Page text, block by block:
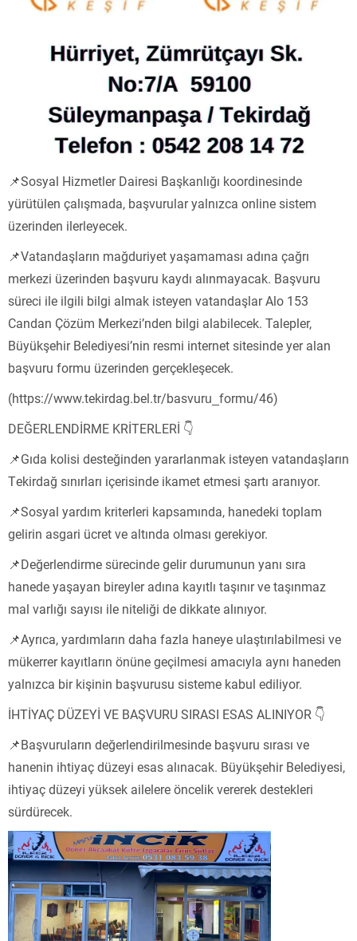
📌Sosyal Hizmetler Dairesi Başkanlığı koordinesinde
yürütülen çalışmada, başvurular yalnızca online sistem
üzerinden ilerleyecek.
📌Vatandaşların mağduriyet yaşamaması adına çağrı
merkezi üzerinden başvuru kaydı alınmayacak. Başvuru
süreci ile ilgili bilgi almak isteyen vatandaşlar Alo 153
Candan Çözüm Merkezi’nden bilgi alabilecek. Talepler,
Büyükşehir Belediyesi’nin resmi internet sitesinde yer alan
başvuru formu üzerinden gerçekleşecek.
(https://www.tekirdag.bel.tr/basvuru_formu/46)
DEĞERLENDİRME KRİTERLERİ 👇
📌Gıda kolisi desteğinden yararlanmak isteyen vatandaşların
Tekirdağ sınırları içerisinde ikamet etmesi şartı aranıyor.
📌Sosyal yardım kriterleri kapsamında, hanedeki toplam
gelirin asgari ücret ve altında olması gerekiyor.
📌Değerlendirme sürecinde gelir durumunun yanı sıra
hanede yaşayan bireyler adına kayıtlı taşınır ve taşınmaz
mal varlığı sayısı ile niteliği de dikkate alınıyor.
📌Ayrıca, yardımların daha fazla haneye ulaştırılabilmesi ve
mükerrer kayıtların önüne geçilmesi amacıyla aynı haneden
yalnızca bir kişinin başvurusu sisteme kabul ediliyor.
İHTİYAÇ DÜZEYİ VE BAŞVURU SIRASI ESAS ALINIYOR 👇
📌Başvuruların değerlendirilmesinde başvuru sırası ve
hanenin ihtiyaç düzeyi esas alınacak. Büyükşehir Belediyesi,
ihtiyaç düzeyi yüksek ailelere öncelik vererek destekleri
sürdürecek.